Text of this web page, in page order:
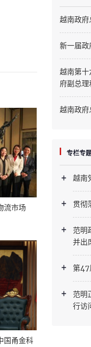
流市场
国甬金科
越南政
新一届
越南第
府副总
越南政
专栏专
越南
贯彻
范明
并出
第47
范明
行访